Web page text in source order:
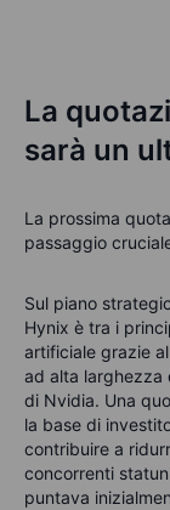
La
sarà un
La prossima
passaggio
Sul piano
Hynix è tra i
artificiale grazie
ad alta larghezza
di Nvidia. Una
la base di
contribuire a
concorrenti
puntava